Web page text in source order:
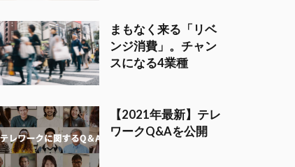
まもなく来る「リベ
ンジ消費」。チャン
スになる4業種
【2021年最新】テレ
ワークQ&Aを公開